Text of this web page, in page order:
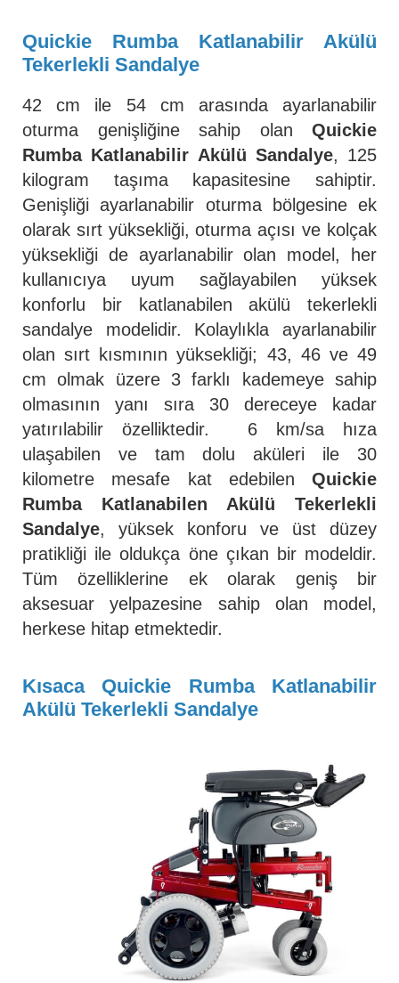
Quickie Rumba Katlanabilir Akülü
Tekerlekli Sandalye
42 cm ile 54 cm arasında ayarlanabilir
oturma genişliğine sahip olan Quickie
Rumba Katlanabilir Akülü Sandalye, 125
kilogram taşıma kapasitesine sahiptir.
Genişliği ayarlanabilir oturma bölgesine ek
olarak sırt yüksekliği, oturma açısı ve kolçak
yüksekliği de ayarlanabilir olan model, her
kullanıcıya uyum sağlayabilen yüksek
konforlu bir katlanabilen akülü tekerlekli
sandalye modelidir. Kolaylıkla ayarlanabilir
olan sırt kısmının yüksekliği; 43, 46 ve 49
cm olmak üzere 3 farklı kademeye sahip
olmasının yanı sıra 30 dereceye kadar
yatırılabilir özelliktedir. 6 km/sa hıza
ulaşabilen ve tam dolu aküleri ile 30
kilometre mesafe kat edebilen Quickie
Rumba Katlanabilen Akülü Tekerlekli
Sandalye, yüksek konforu ve üst düzey
pratikliği ile oldukça öne çıkan bir modeldir.
Tüm özelliklerine ek olarak geniş bir
aksesuar yelpazesine sahip olan model,
herkese hitap etmektedir.
Kısaca Quickie Rumba Katlanabilir
Akülü Tekerlekli Sandalye